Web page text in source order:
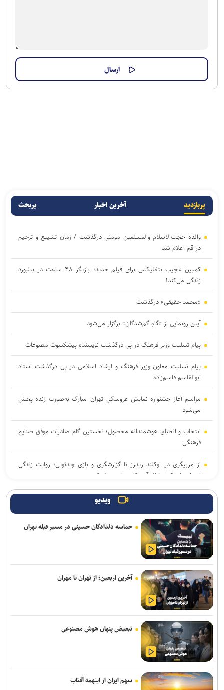
پربازدید آخرین اخبار پربحث
والده حجت‌الاسلام والمسلمین مومنی درگذشت / زمان تشییع و ترحیم
در قم اعلام شد
کمپین عجیب نتفلیکس برای فیلم جدید؛ بازیگر ۴۸ ساعت در بیلبورد
زندگی می‌کند!
«محمد حقیقی» درگذشت
آیین رونمایی از «گاهِ گم‌شدگان» برگزار می‌شود
پیام تسلیت وزیر فرهنگ در پی درگذشت نویسنده پیشکسوت مطبوعات
پیام تسلیت معاون وزیر فرهنگ و ارشاد اسلامی در پی درگذشت استاد
ابوالقاسم قاسم‌زاده
مراسم آغاز جشنواره نمایش عروسکی تهران–مبارک به‌صورت زنده پخش
می‌شود
انتخاب و انطباق هوشمندانه محصول؛ نخستین گام صادرات موفق صنایع
فرهنگی
از مربیگری در اوکلند ریدرز تا گزارشگری و بازی ویدئویی؛ روایت زندگی
اسطورهای که فوتبال آمریکایی را متحول کرد
«کوکوملون: فیلم سینمایی» با تریلری جادویی راهی اکران ۲۰۲۷ شد /
انتشار نمایشنامه رادیویی «یاغی»
پیام‌های روز خبرنگار نهادهای فرهنگی و هنری؛ از پاسداشت حقیقت تا
روایت فرهنگ و هنر
روایت قربانیان خاموش جنگ به زبان ژاپنی منتشر شد
«خلیق» مردی بود که بلخ را زیست و سرود
نمایش‌های کشور، ٢ شب به صحنه نمی‌روند
برگزاری «زندگی‌نامه داستانی» در موزه انقلاب اسلامی و دفاع مقدس
هیئت داوران پنجمین سوگواره ملی نمایش‌های آیینی و مذهبی «نی‌ناله»
معرفی شدند
ویدیو
حماسه دلدادگان حسینی در مسیر قبله تهران
آخرین اربعین؛ از تهران تا مهران
تبعیض پنهان هوش مصنوعی
سهم ایران از اینهمه آفتاب